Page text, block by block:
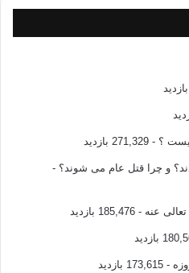
؟ - 271,329 بازدید
و چرا قتل عام می شوند؟ -
عنه - 185,476 بازدید
- 173,615 بازدید